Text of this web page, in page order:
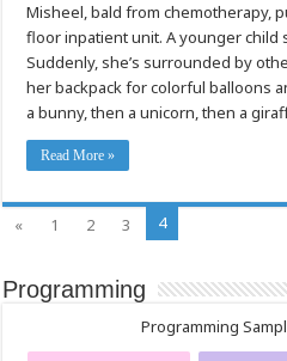
Misheel, bald from chemotherapy,
floor inpatient unit. A younger child
Suddenly, she’s surrounded by
her backpack for colorful balloons
a bunny, then a unicorn, then a
Read More »
« 1 2 3 4
Programming
Programming